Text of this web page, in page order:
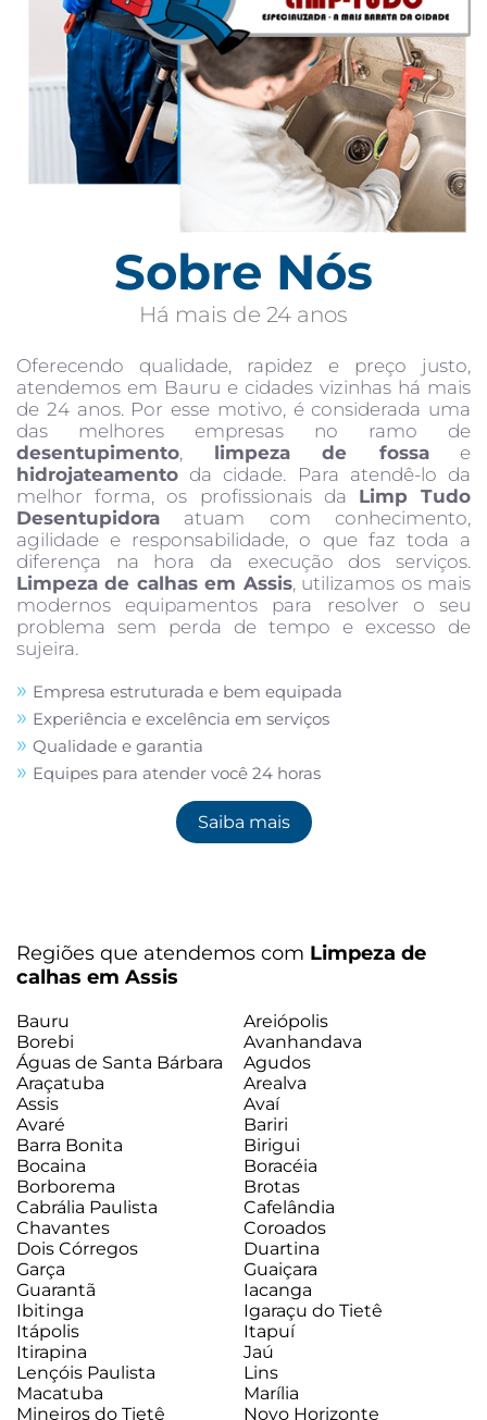
Sobre Nós
Há mais de 24 anos
Oferecendo qualidade, rapidez e preço justo,
atendemos em Bauru e cidades vizinhas há mais
de 24 anos. Por esse motivo, é considerada uma
das melhores empresas no ramo de
desentupimento, limpeza de fossae
hidrojateamento da cidade. Para atendê-lo da
melhor forma, os profissionais da Limp Tudo
Desentupidora atuam com conhecimento,
agilidade e responsabilidade, o que faz toda a
diferença na hora da execução dos serviços.
Limpeza de calhas em Assis, utilizamos os mais
modernos equipamentos para resolver o seu
problema sem perda de tempo e excesso de
sujeira.
Empresa estruturada e bem equipada
Experiência e excelência em serviços
Qualidade e garantia
Equipes para atender você 24 horas
Saiba mais
Regiões que atendemos com Limpeza de
calhas em Assis
Bauru
Areiópolis
Borebi
Avanhandava
Águas de Santa Bárbara
Agudos
Araçatuba
Arealva
Assis
Avaí
Avaré
Bariri
Barra Bonita
Birigui
Bocaina
Boracéia
Borborema
Brotas
Cabrália Paulista
Cafelândia
Chavantes
Coroados
Dois Córregos
Duartina
Garça
Guaiçara
Guarantã
Iacanga
Ibitinga
Igaraçu do Tietê
Itápolis
Itapuí
Itirapina
Jaú
Lençóis Paulista
Lins
Macatuba
Marília
Mineiros do Tietê
Novo Horizonte